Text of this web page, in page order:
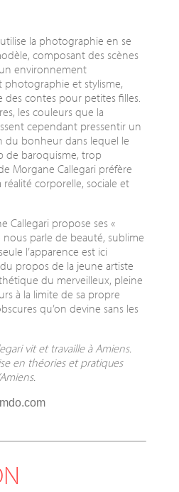
la photographie en se
composant des scènes
environnement
photographie et stylisme,
des contes pour petites filles.
les couleurs que la
cependant pressentir un
bonheur dans lequel le
de baroquisme, trop
Morgane Callegari préfère
réalité corporelle, sociale et
Callegari propose ses «
nous parle de beauté, sublime
l’apparence est ici
propos de la jeune artiste
du merveilleux, pleine
à la limite de sa propre
qu’on devine sans les
vit et travaille à Amiens.
en théories et pratiques